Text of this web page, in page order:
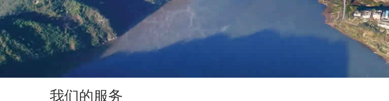
我们的服务